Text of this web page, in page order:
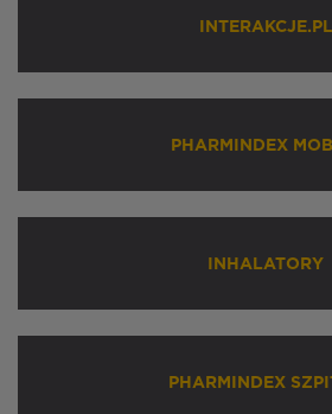
INTERAKCJE.PL
PHARMINDEX
INHALATORY
PHARMINDEX